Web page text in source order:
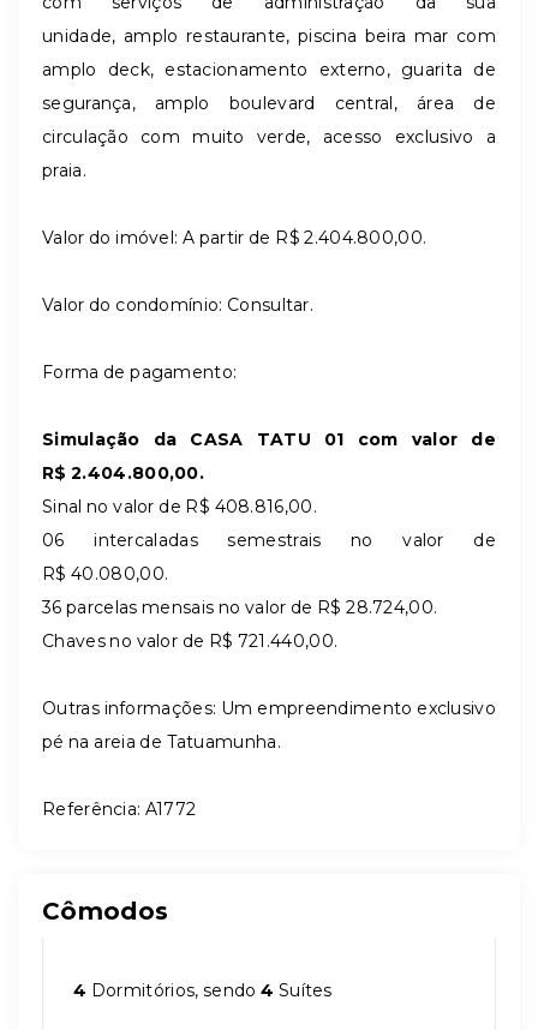
unidade, amplo restaurante, piscina beira mar com
amplo deck, estacionamento externo, guarita de
segurança, amplo boulevard central, área de
circulação com muito verde, acesso exclusivo a
praia.
Valor do imóvel: A partir de R$2.404.800,00.
Valor do condomínio: Consultar.
Forma de pagamento:
Simulação da CASA TATU 01 com valor de
R$ 2.404.800,00.
Sinal no valor de R$ 408.816,00.
06 intercaladas semestrais no valor de
R$40.080,00.
36 parcelas mensais no valor de R$28.724,00.
Chaves no valor de R$ 721.440,00.
Outras informações: Um empreendimento exclusivo
pé na areia de Tatuamunha.
Referência: A1772
Cômodos
4 Dormitórios, sendo4 Suítes